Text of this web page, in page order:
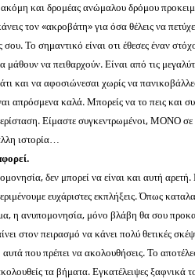
ακόμη και δρομέας ανώμαλου δρόμου
τον «ακροβάτη» για όσα θέλεις να
Το σημαντικό είναι οτι έθεσες έναν
να πειθαρχούν. Είναι από τις
και να αφοσιώνεσαι χωρίς να
απρόσμενα καλά. Μπορείς να το πεις και
Είμαστε συγκεντρωμένοι, ΜΟΝΟ
ιστορία…
δεν μπορεί να είναι και αυτή
ευχάριστες εκπλήξεις. Όπως
η ανυπομονησία, μόνο βλάβη θα σου
στον πειρασμό να κάνει πολύ θετικές
που πρέπει να ακολουθήσεις. Το
τα βήματα. Εγκατέλειψες ξαφνικά